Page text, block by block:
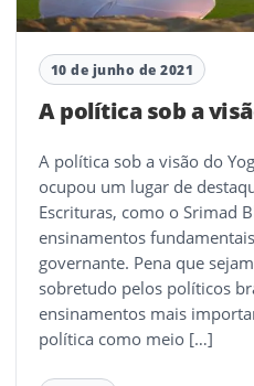
10 de junho de 2021
A política sob a
A política sob a visão do
ocupou um lugar de
Escrituras, como o Srimad
ensinamentos
governante. Pena que
sobretudo pelos políticos
ensinamentos mais
política como meio […]